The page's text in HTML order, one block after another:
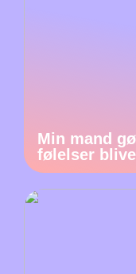
Min mand
følelser